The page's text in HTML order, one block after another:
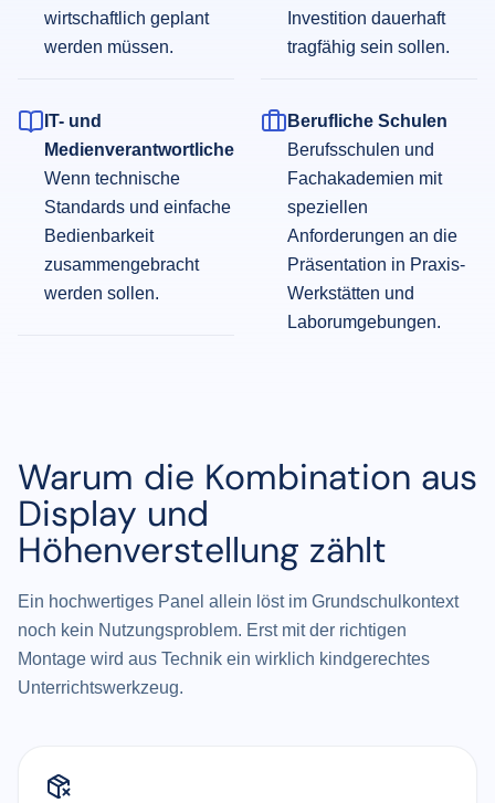
wirtschaftlich geplant
werden müssen.
Investition dauerhaft
tragfähig sein sollen.
IT- und
Medienverantwortliche
Wenn technische
Standards und einfache
Bedienbarkeit
zusammengebracht
werden sollen.
Berufliche Schulen
Berufsschulen und
Fachakademien mit
speziellen
Anforderungen an die
Präsentation in Praxis-
Werkstätten und
Laborumgebungen.
Warum die Kombination aus
Display und
Höhenverstellung zählt
Ein hochwertiges Panel allein löst im Grundschulkontext
noch kein Nutzungsproblem. Erst mit der richtigen
Montage wird aus Technik ein wirklich kindgerechtes
Unterrichtswerkzeug.